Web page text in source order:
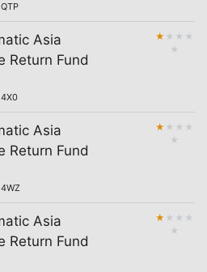
Asia
Return Fund
★ ★ ★ ★
★
Asia
Return Fund
★ ★ ★ ★
★
Asia
Return Fund
★ ★ ★ ★
★